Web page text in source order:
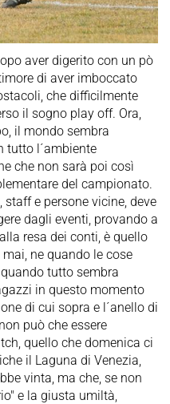
aver digerito con un pò
di aver imboccato
che difficilmente
il sogno play off. Ora,
il mondo sembra
tutto l´ambiente
che non sarà poi così
del campionato.
e persone vicine, deve
dagli eventi, provando a
resa dei conti, è quello
ne quando le cose
tutto sembra
in questo momento
di cui sopra e l´anello di
può che essere
quello che domenica ci
il Laguna di Venezia,
vinta, ma che, se non
e la giusta umiltà,